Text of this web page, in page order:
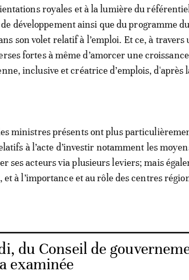
royales et à la lumière du
développement ainsi que du programme du
son volet relatif à l’emploi. Et ce, à travers
fortes à même d’amorcer une croissance
inclusive et créatrice d’emplois, d'après
ministres présents ont plus
à l’acte d’investir notamment les
ses acteurs via plusieurs leviers; mais
et à l’importance et au rôle des centres
du Conseil de
examinée